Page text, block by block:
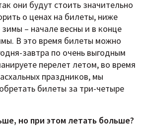
они будут стоить значительно
о ценах на билеты, ниже
зимы – начале весны и в конце
В это время билеты можно
завтра по очень выгодным
перелет летом, во время
праздников, мы
билеты за три-четыре
но при этом летать больше?